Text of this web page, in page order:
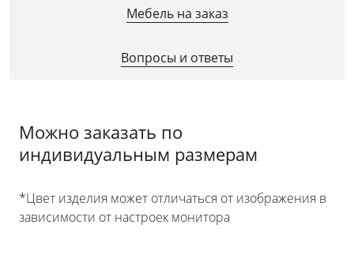
Мебель на заказ
Вопросы и ответы
Можно заказать по
индивидуальным размерам
*Цвет изделия может отличаться от изображения в
зависимости от настроек монитора